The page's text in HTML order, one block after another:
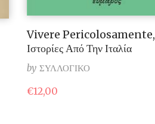
Vivere
Ιστορίες Από Την Ιταλία
by ΣΥΛΛΟΓΙΚΟ
€12,00